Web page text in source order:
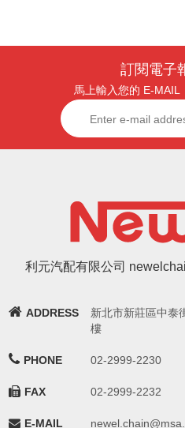
訂閱電子
馬上輸入您的 E-MAIL
利元汽配有限公司
ADDRESS
新北市新莊區中泰
樓
PHONE 02-2999-2230
FAX 02-2999-2232
E-MAIL